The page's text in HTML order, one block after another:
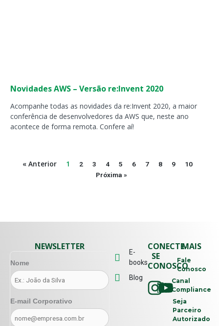
Novidades AWS – Versão re:Invent 2020
Acompanhe todas as novidades da re:Invent 2020, a maior
conferência de desenvolvedores da AWS que, neste ano
acontece de forma remota. Confere aí!
« Anterior 1 2 3 4 5 6 7 8 9
10
Próxima »
E-
books
Blog
CONECTE-
SE
CONOSCO
MAIS
Fale
Conosco
Canal
Compliance
Seja
Parceiro
Autorizado
NEWSLETTER
Nome
E-mail Corporativo